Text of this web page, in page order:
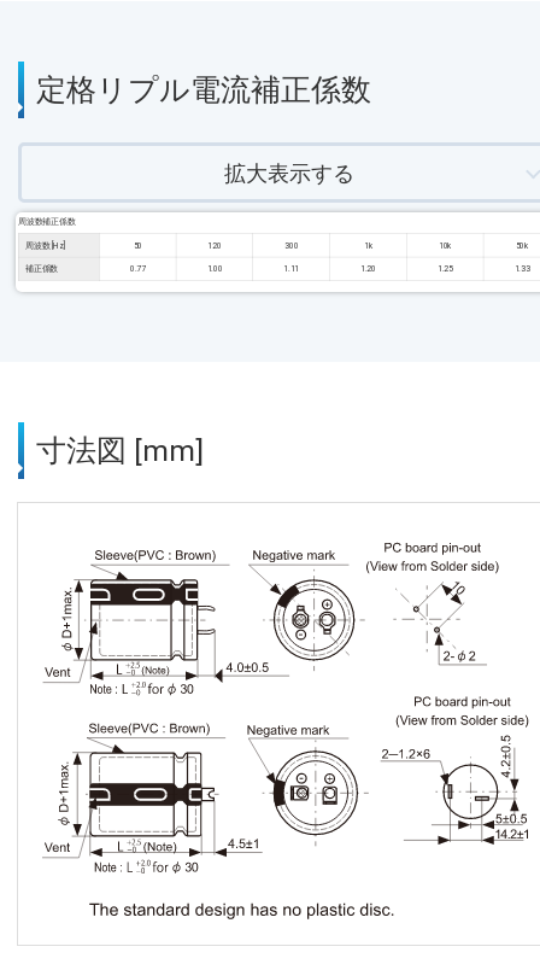
定格リプル電流補正係数
拡大表示する
周波数補正係数
周波数 [Hz] 50 120 300 1k 10k 50k
補正係数 0.77 1.00 1.11 1.20 1.25 1.33
寸法図 [mm]